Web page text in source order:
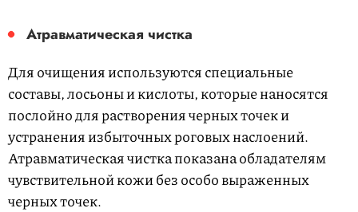
Атравматическая чистка
Для очищения используются специальные
составы, лосьоны и кислоты, которые наносятся
послойно для растворения черных точек и
устранения избыточных роговых наслоений.
Атравматическая чистка показана обладателям
чувствительной кожи без особо выраженных
черных точек.